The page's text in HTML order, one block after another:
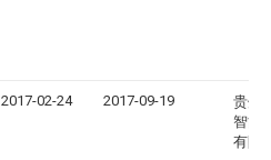
2017-02-24 2017-09-19
贵州
智能
有限